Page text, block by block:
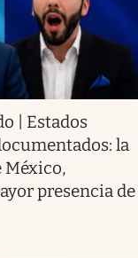
| Estados
la
México,
presencia de